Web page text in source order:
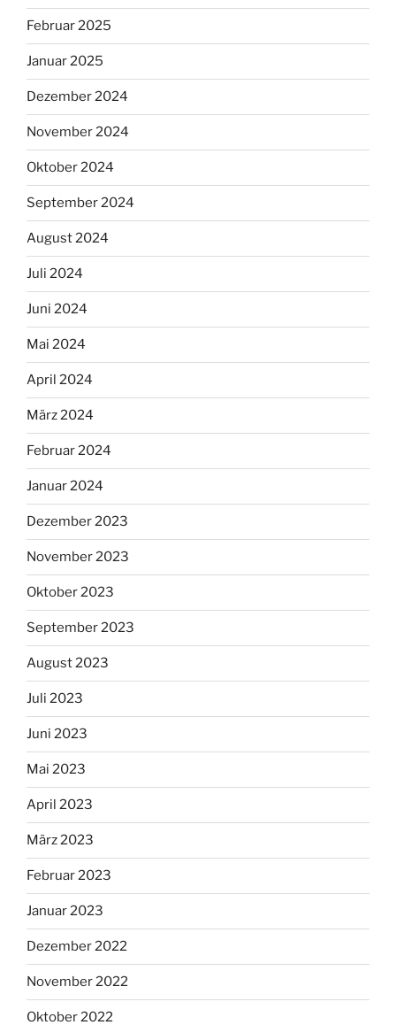
Februar 2025
Januar 2025
Dezember 2024
November 2024
Oktober 2024
September 2024
August 2024
Juli 2024
Juni 2024
Mai 2024
April 2024
März 2024
Februar 2024
Januar 2024
Dezember 2023
November 2023
Oktober 2023
September 2023
August 2023
Juli 2023
Juni 2023
Mai 2023
April 2023
März 2023
Februar 2023
Januar 2023
Dezember 2022
November 2022
Oktober 2022